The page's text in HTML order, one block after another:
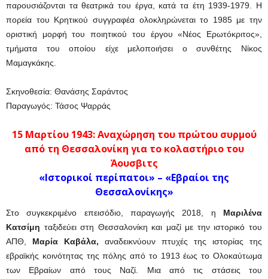
παρουσιάζονται τα θεατρικά του έργα, κατά τα έτη 1939-1979. Η
πορεία του Κρητικού συγγραφέα ολοκληρώνεται το 1985 με την
οριστική μορφή του ποιητικού του έργου «Νέος Ερωτόκριτος»,
τμήματα του οποίου είχε μελοποιήσει ο συνθέτης Νίκος
Μαμαγκάκης.
Σκηνοθεσία: Θανάσης Σαράντος
Παραγωγός: Τάσος Ψαρράς
15 Μαρτίου 1943:Αναχώρηση του πρώτου συρμού
από τη Θεσσαλονίκη για το κολαστήριο του
Άουσβιτς
«Ιστορικοί περίπατοι» – «Εβραίοι της
Θεσσαλονίκης»
Στο συγκεκριμένο επεισόδιο, παραγωγής 2018, η Μαριλένα
Κατσίμη ταξιδεύει στη Θεσσαλονίκη και μαζί με την ιστορικό του
ΑΠΘ, Μαρία Καβάλα, αναδεικνύουν πτυχές της ιστορίας της
εβραϊκής κοινότητας της πόλης από το 1913 έως το Ολοκαύτωμα
των Εβραίων από τους Ναζί. Μια από τις στάσεις του